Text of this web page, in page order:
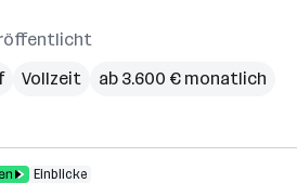
Vollzeit ab 3.600 € monatlich
Einblicke